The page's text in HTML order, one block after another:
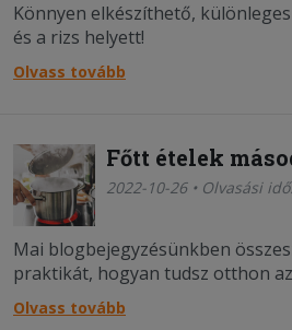
Könnyen elkészíthető,
és a rizs helyett!
Olvass tovább
Főtt ételek
2022-10-26 • Olvasási
Mai blogbejegyzésünkben
praktikát, hogyan tudsz otthon
Olvass tovább